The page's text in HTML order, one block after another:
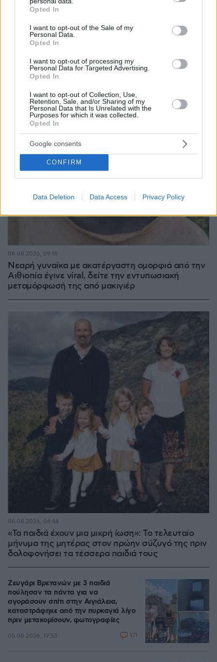
grant or deny consent to Google and its third-party tags to
use your data for below specified purposes in below Google
consent section.
Opted In
I want to opt-out of the Sale of my
Personal Data.
Opted In
I want to opt-out of processing my
Personal Data for Targeted Advertising.
Opted In
I want to opt-out of Collection, Use,
Retention, Sale, and/or Sharing of my
Personal Data that Is Unrelated with the
Purposes for which it was collected.
Opted In
Google consents
CONFIRM
Data Deletion Data Access Privacy Policy
Οι πρώτες εικόνες του νέου Canadair 515 που
Νεαρή γυναίκα με ακατέργαστη ομορφιά από την
Αιθιοπία έγινε viral, δείτε την εντυπωσιακή
μεταμόρφωσή της από μακιγιέρ
06.08.2026, 09:18
«Τα παιδιά έχουν μια μικρή ίωση»: Το τελευταίο
μήνυμα της μητέρας στον πρώην σύζυγό της πριν
δολοφονήσει τα τέσσερα παιδιά τους
06.08.2026, 04:44
Ζευγάρι Βρετανών με 3 παιδιά
πούλησαν τα πάντα για να
αγοράσουν σπίτι στην Αιγιάλεια,
καταστράφηκε από την πυρκαγιά λίγο
πριν μετακομίσουν, φωτογραφίες
05.08.2026, 19:53 171